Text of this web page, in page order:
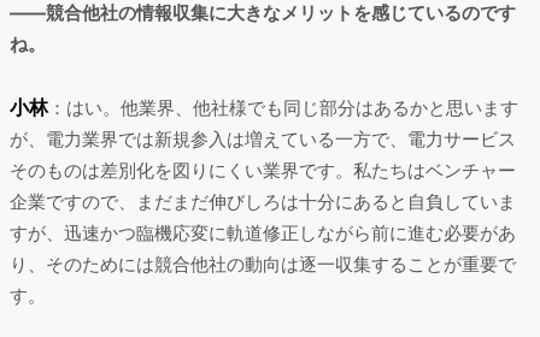
――競合他社の情報収集に大きなメリットを感じているのです
ね。
小林：はい。他業界、他社様でも同じ部分はあるかと思います
が、電力業界では新規参入は増えている一方で、電力サービス
そのものは差別化を図りにくい業界です。私たちはベンチャー
企業ですので、まだまだ伸びしろは十分にあると自負していま
すが、迅速かつ臨機応変に軌道修正しながら前に進む必要があ
り、そのためには競合他社の動向は逐一収集することが重要で
す。